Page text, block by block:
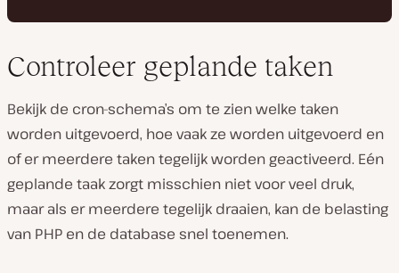
Controleer geplande taken
Bekijk de cron-schema’s om te zien welke taken
worden uitgevoerd, hoe vaak ze worden uitgevoerd en
of er meerdere taken tegelijk worden geactiveerd. Eén
geplande taak zorgt misschien niet voor veel druk,
maar als er meerdere tegelijk draaien, kan de belasting
van PHP en de database snel toenemen.